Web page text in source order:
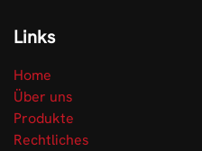
Links
Home
Über uns
Produkte
Rechtliches